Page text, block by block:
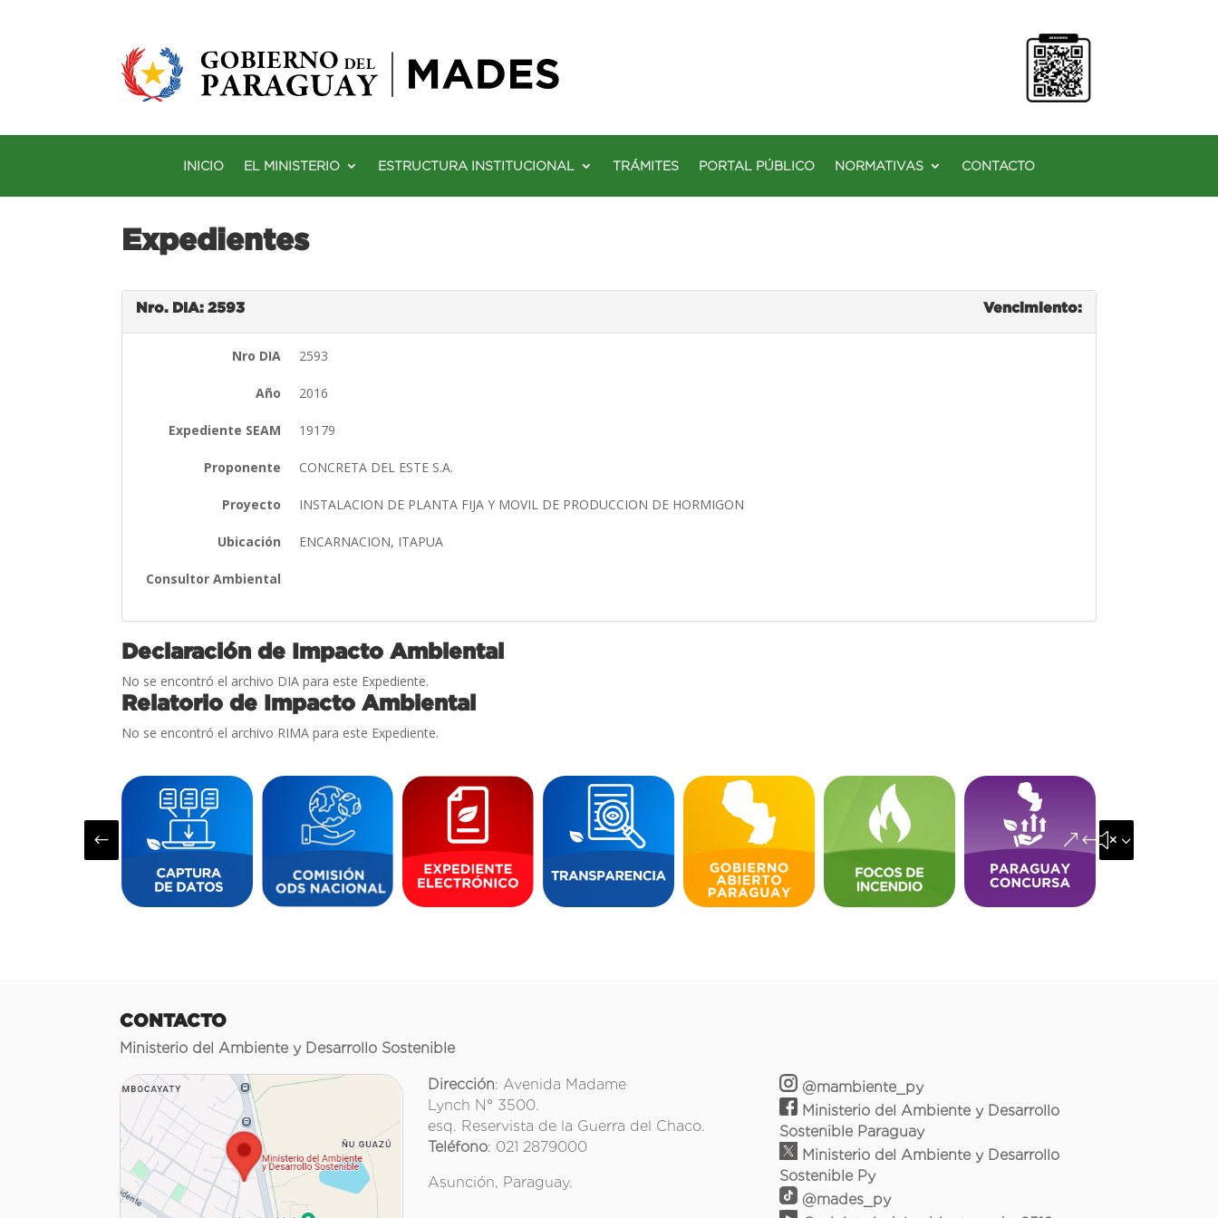
INICIO EL MINISTERIO ESTRUCTURA INSTITUCIONAL TRÁMITES PORTAL PÚBLICO NORMATIVAS CONTACTO
Expedientes
Nro. DIA: 2593 Vencimiento:
Nro DIA 2593
Año 2016
Expediente SEAM 19179
Proponente CONCRETA DEL ESTE S.A.
Proyecto INSTALACION DE PLANTA FIJA Y MOVIL DE PRODUCCION DE HORMIGON
Ubicación ENCARNACION, ITAPUA
Consultor Ambiental
Declaración de Impacto Ambiental
No se encontró el archivo DIA para este Expediente.
Relatorio de Impacto Ambiental
No se encontró el archivo RIMA para este Expediente.
# &#x35;
CONTACTO
Ministerio del Ambiente y Desarrollo Sostenible
Dirección: Avenida Madame
Lynch N° 3500.
esq. Reservista de la Guerra del Chaco.
Teléfono: 021 2879000
Asunción, Paraguay.
@mambiente_py
Ministerio del Ambiente y Desarrollo
Sostenible Paraguay
Ministerio del Ambiente y Desarrollo
Sostenible Py
@mades_py